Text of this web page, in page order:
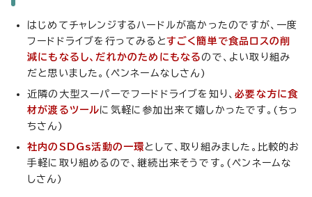
はじめてチャレンジするハードルが高かったのですが、一度
フードドライブを行ってみるとすごく簡単で食品ロスの削
減にもなるし、だれかのためにもなるので、よい取り組み
だと思いました。(ペンネームなしさん)
近隣の大型スーパーでフードドライブを知り、必要な方に食
材が渡るツールに気軽に参加出来て嬉しかったです。(ちっ
ちさん)
社内のSDGs活動の一環として、取り組みました。比較的お
手軽に取り組めるので、継続出来そうです。(ペンネームな
しさん)